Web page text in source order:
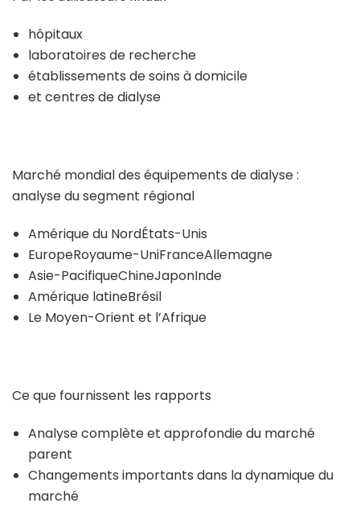
hôpitaux
laboratoires de recherche
établissements de soins à domicile
et centres de dialyse
Marché mondial des équipements de dialyse :
analyse du segment régional
Amérique du NordÉtats-Unis
EuropeRoyaume-UniFranceAllemagne
Asie-PacifiqueChineJaponInde
Amérique latineBrésil
Le Moyen-Orient et l’Afrique
Ce que fournissent les rapports
Analyse complète et approfondie du marché
parent
Changements importants dans la dynamique du
marché